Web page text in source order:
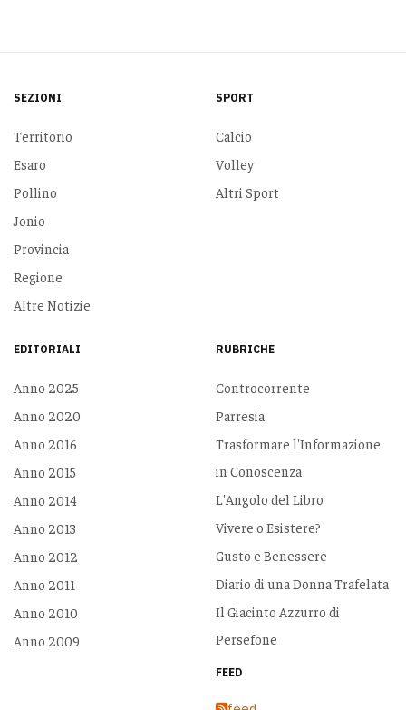
SEZIONI
Territorio
Esaro
Pollino
Jonio
Provincia
Regione
Altre Notizie
SPORT
Calcio
Volley
Altri Sport
EDITORIALI
Anno 2025
Anno 2020
Anno 2016
Anno 2015
Anno 2014
Anno 2013
Anno 2012
Anno 2011
Anno 2010
Anno 2009
RUBRICHE
Controcorrente
Parresia
Trasformare l'Informazione
in Conoscenza
L'Angolo del Libro
Vivere o Esistere?
Gusto e Benessere
Diario di una Donna Trafelata
Il Giacinto Azzurro di
Persefone
FEED